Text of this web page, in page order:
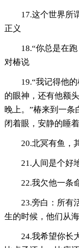
17.这个世界所
正义
18.“你总是在
对椿说
19.“我记得他
的眼神，还有他额
晚上。”椿来到一条
闭着眼，安静的睡着
20.北冥有鱼，
21.人间是个好
22.我欠他一条
23.旁白：所有
生的时候，他们从
24.我希望你长